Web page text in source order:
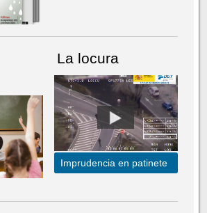
La locura
Imprudencia en patinete